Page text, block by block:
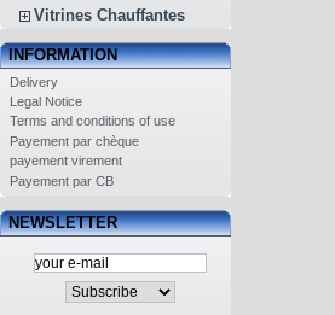
Vitrines Chauffantes
INFORMATION
Delivery
Legal Notice
Terms and conditions of use
Payement par chèque
payement virement
Payement par CB
NEWSLETTER